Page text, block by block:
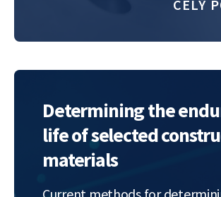
will work on 2D/3D numerical
CELÝ
Determining the
life of selected
materials